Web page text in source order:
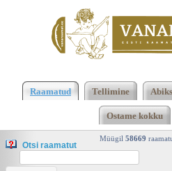
järjekorras, 2474 leheküljel
Vanaraamat. ee raamatupood
Raamatud Tellimine Abiks
Ostame kokku
Müügil 58669
Otsi raamatut